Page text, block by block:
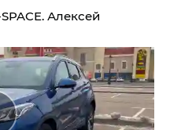
Алексей